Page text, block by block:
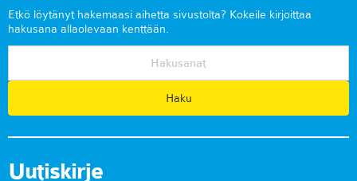
Etkö löytänyt hakemaasi aihetta sivustolta? Kokeile kirjoittaa
hakusana allaolevaan kenttään.
Uutiskirje